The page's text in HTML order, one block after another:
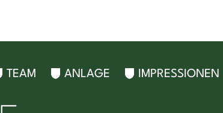
TEAM ANLAGE IMPRESSIONEN